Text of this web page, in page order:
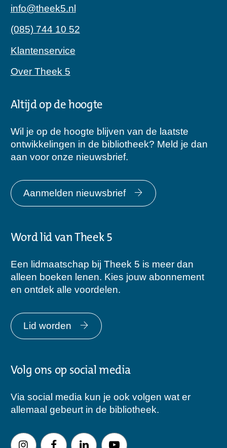
info@theek5.nl
(085) 744 10 52
Klantenservice
Over Theek 5
Altijd op de hoogte
Wil je op de hoogte blijven van de laatste
ontwikkelingen in de bibliotheek? Meld je dan
aan voor onze nieuwsbrief.
Aanmelden nieuwsbrief
Word lid van Theek 5
Een lidmaatschap bij Theek 5 is meer dan
alleen boeken lenen. Kies jouw abonnement
en ontdek alle voordelen.
Lid worden
Volg ons op social media
Via social media kun je ook volgen wat er
allemaal gebeurt in de bibliotheek.